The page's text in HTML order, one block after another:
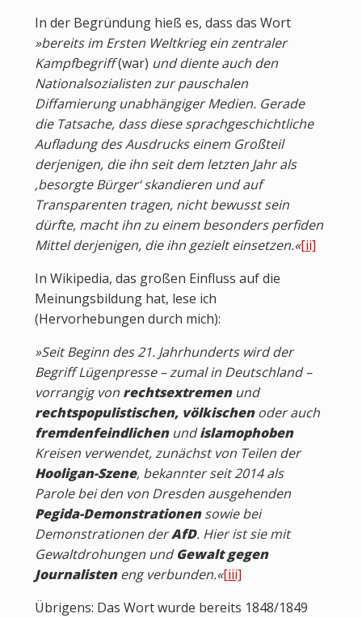
In der Begründung hieß es, dass das Wort
»bereits im Ersten Weltkrieg ein zentraler
Kampfbegriff(war) und diente auch den
Nationalsozialisten zur pauschalen
Diffamierung unabhängiger Medien. Gerade
die Tatsache, dass diese sprachgeschichtliche
Aufladung des Ausdrucks einem Großteil
derjenigen, die ihn seit dem letzten Jahr als
‚besorgte Bürger‘ skandieren und auf
Transparenten tragen, nicht bewusst sein
dürfte, macht ihn zu einem besonders perfiden
Mittel derjenigen, die ihn gezielt einsetzen.«[ii]
In Wikipedia, das großen Einfluss auf die
Meinungsbildung hat, lese ich
(Hervorhebungen durch mich):
»Seit Beginn des 21. Jahrhunderts wird der
Begriff Lügenpresse – zumal in Deutschland –
vorrangig von rechtsextremenund
rechtspopulistischen, völkischenoder auch
fremdenfeindlichen undislamophoben
Kreisen verwendet, zunächst von Teilen der
Hooligan-Szene, bekannter seit 2014 als
Parole bei den von Dresden ausgehenden
Pegida-Demonstrationensowie bei
Demonstrationen derAfD. Hier ist sie mit
Gewaltdrohungen undGewalt gegen
Journalisteneng verbunden.«[iii]
Übrigens: Das Wort wurde bereits 1848/1849